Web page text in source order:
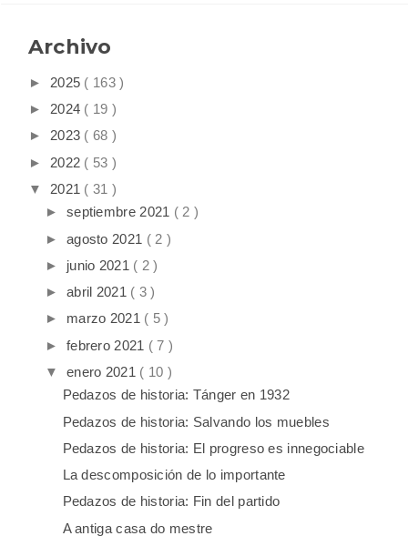
Archivo
► 2025 ( 163 )
► 2024 ( 19 )
► 2023 ( 68 )
► 2022 ( 53 )
▼ 2021 ( 31 )
► septiembre 2021 ( 2 )
► agosto 2021 ( 2 )
► junio 2021 ( 2 )
► abril 2021 ( 3 )
► marzo 2021 ( 5 )
► febrero 2021 ( 7 )
▼ enero 2021 ( 10 )
Pedazos de historia: Tánger en 1932
Pedazos de historia: Salvando los muebles
Pedazos de historia: El progreso es innegociable
La descomposición de lo importante
Pedazos de historia: Fin del partido
A antiga casa do mestre